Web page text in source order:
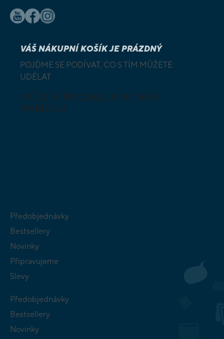
VÁŠ NÁKUPNÍ KOŠÍK JE PRÁZDNÝ
POJĎME SE PODÍVAT, CO S TÍM MŮŽETE
UDĚLAT
MŮŽETE PROZKOUMAT NAŠI
NABÍDKU
Předobjednávky
Bestsellery
Novinky
Připravujeme
Slevy
Předobjednávky
Bestsellery
Novinky